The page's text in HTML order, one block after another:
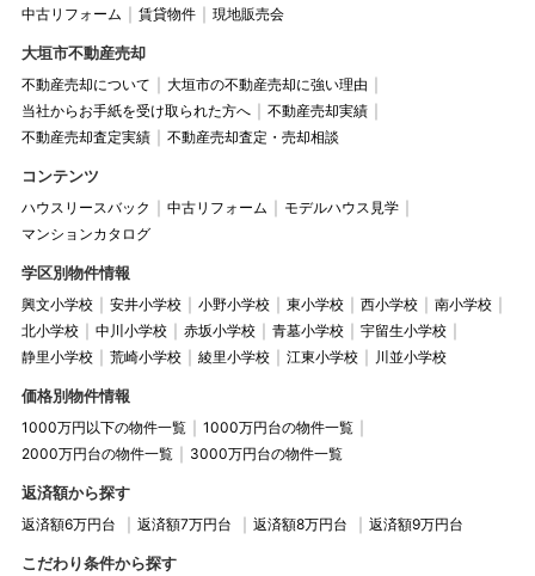
大垣市の不動産売却なら真永不動
産へ
売却を検討中の方はお気軽にお問合せください。
お問合せは
……★★
真永不動産にお任せください★★……
新築一戸建て 中古一戸建て マンション 土地
新築一戸建て
詳細は
………★★
真永不動産では
多数査定依頼を受けています！
「売りたい」方は売却専用ページへ！
お気軽にお問合せください
……★★大垣市の不動産なら
現地へ直接ご来場くださいませ♪
現地販売会開催日以外でも内覧可能です！
お気軽にお問合せください
……★★大垣市の不動産なら
真永不動産にお任せください ★★……
新築一戸建て 中古一戸建て マンション 土地
新築一戸建て
多数オープンハウス開催中！
詳細は
………★★ 真永不動産では
多数査定依頼を受けています！
「売りたい」
専用ページは コチラ
1号棟 詳細はコチラ
2号棟 詳細は
現地へ直接ご来場くださいませ♪
現地販売会開催日以外でも内覧可能です！
お気軽にお問合せください
中古リフォーム
賃貸物件 現地販売会
大垣市不動産売却
不動産売却について
大垣市の不動産売却に強い理由
当社からお手紙を受け取られた方へ
不動産売却実績
不動産売却査定実績
不動産売却査定・売却相談
コンテンツ
ハウスリースバック 中古リフォーム
モデルハウス見学
マンションカタログ
学区別物件情報
興文小学校 安井小学校 小野小学校 東小学校 西小学校
南小学校
北小学校
中川小学校 赤坂小学校 青墓小学校
宇留生小学校
静里小学校
荒崎小学校 綾里小学校 江東小学校 川並小学校
価格別物件情報
1000万円以下の物件一覧
1000万円台の物件一覧
2000万円台の物件一覧
3000万円台の物件一覧
返済額から探す
返済額6万円台 返済額7万円台 返済額8万円台 返済額9万円台
こだわり条件から探す